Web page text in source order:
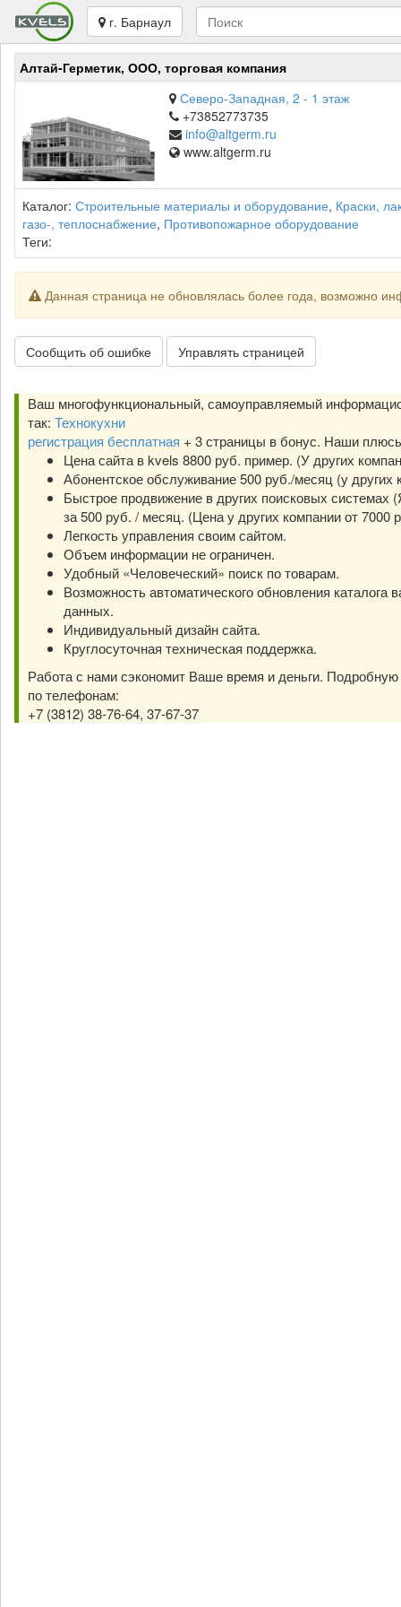
г. Барнаул
Алтай-Герметик, ООО, торговая компания
Северо-Западная, 2 - 1 этаж
+73852773735
info@altgerm.ru
www.altgerm.ru
Каталог: Строительные материалы и оборудование, Краски,
газо-, теплоснабжение, Противопожарное оборудование
Теги:
Данная страница не обновлялась более года, возможно
Сообщить об ошибке Управлять страницей
Ваш многофункциональный, самоуправляемый
так: Технокухни
регистрация бесплатная + 3 страницы в бонус. Наши
Цена сайта в kvels 8800 руб. пример. (У других
Абонентское обслуживание 500 руб./месяц (у других
Быстрое продвижение в других поисковых системах
за 500 руб. / месяц. (Цена у других компании от 7000
Легкость управления своим сайтом.
Объем информации не ограничен.
Удобный «Человеческий» поиск по товарам.
Возможность автоматического обновления каталога
данных.
Индивидуальный дизайн сайта.
Круглосуточная техническая поддержка.
Работа с нами сэкономит Ваше время и деньги.
по телефонам:
+7 (3812) 38-76-64, 37-67-37